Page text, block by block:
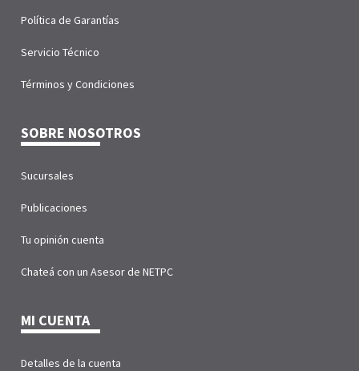
Política de Garantías
Servicio Técnico
Términos y Condiciones
SOBRE NOSOTROS
Sucursales
Publicaciones
Tu opinión cuenta
Chateá con un Asesor de NETPC
MI CUENTA
Detalles de la cuenta